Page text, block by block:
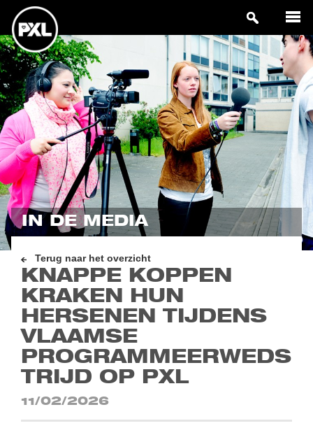
IN DE MEDIA
Terug naar het overzicht
KNAPPE KOPPEN
KRAKEN HUN
HERSENEN TIJDENS
VLAAMSE
PROGRAMMEERWEDS
TRIJD OP PXL
11/02/2026